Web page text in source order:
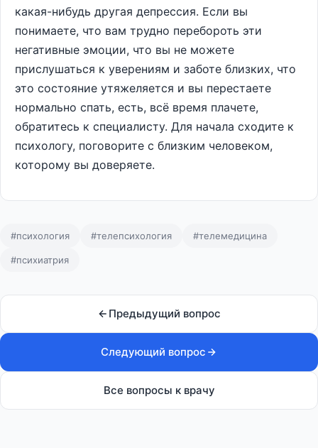
какая-нибудь другая депрессия. Если вы
понимаете, что вам трудно перебороть эти
негативные эмоции, что вы не можете
прислушаться к уверениям и заботе близких, что
это состояние утяжеляется и вы перестаете
нормально спать, есть, всё время плачете,
обратитесь к специалисту. Для начала сходите к
психологу, поговорите с близким человеком,
которому вы доверяете.
#психология #телепсихология #телемедицина
#психиатрия
Предыдущий вопрос
Следующий вопрос
Все вопросы к врачу